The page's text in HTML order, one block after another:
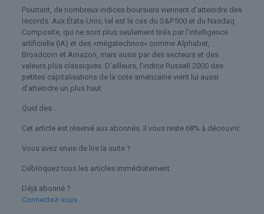
Pourtant, de nombreux indices boursiers viennent d’atteindre des
records. Aux États-Unis, tel est le cas du S&P 500 et du Nasdaq
Composite, qui ne sont plus seulement tirés par l’intelligence
artificielle (IA) et des «mégatechnos» comme Alphabet,
Broadcom et Amazon, mais aussi par des secteurs et des
valeurs plus classiques. D’ailleurs, l’indice Russell 2000 des
petites capitalisations de la cote américaine vient lui aussi
d’atteindre un plus haut.
Quid des…
Cet article est réservé aux abonnés. Il vous reste 68% à découvrir.
Vous avez envie de lire la suite ?
Débloquez tous les articles immédiatement.
Déjà abonné ?
Connectez-vous